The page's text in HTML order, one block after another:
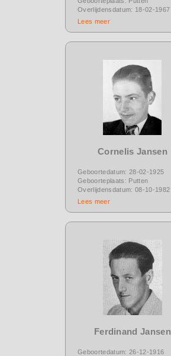
Overlijdensdatum: 18-02-1967
Lees meer
Cornelis Jansen
Geboortedatum: 28-02-1925
Geboorteplaats: Putten
Overlijdensdatum: 08-10-1982
Lees meer
Ferdinand Jansen
Geboortedatum: 26-12-1916